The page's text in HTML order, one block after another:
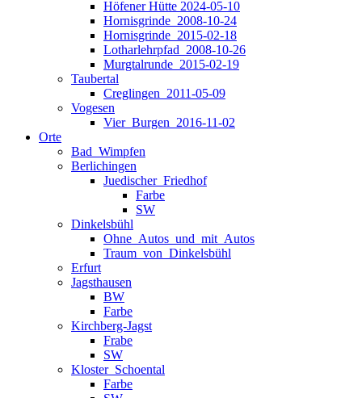
Höfener Hütte 2024-05-10
Hornisgrinde_2008-10-24
Hornisgrinde_2015-02-18
Lotharlehrpfad_2008-10-26
Murgtalrunde_2015-02-19
Taubertal
Creglingen_2011-05-09
Vogesen
Vier_Burgen_2016-11-02
Orte
Bad_Wimpfen
Berlichingen
Juedischer_Friedhof
Farbe
SW
Dinkelsbühl
Ohne_Autos_und_mit_Autos
Traum_von_Dinkelsbühl
Erfurt
Jagsthausen
BW
Farbe
Kirchberg-Jagst
Frabe
SW
Kloster_Schoental
Farbe